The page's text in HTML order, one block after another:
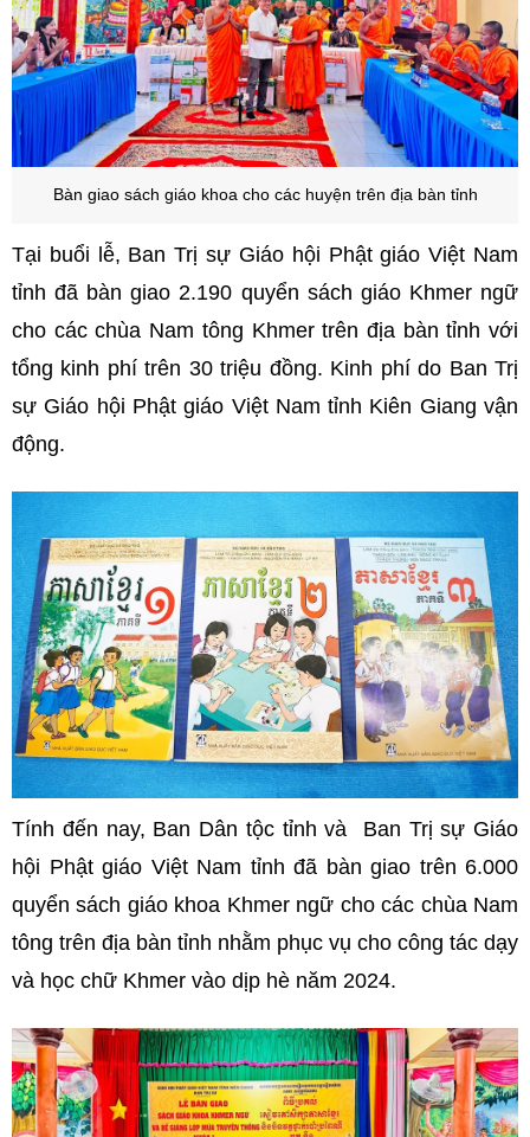
Bàn giao sách giáo khoa cho các huyện trên địa bàn tỉnh
Tại buổi lễ, Ban Trị sự Giáo hội Phật giáo Việt Nam
tỉnh đã bàn giao 2.190 quyển sách giáo Khmer ngữ
cho các chùa Nam tông Khmer trên địa bàn tỉnh với
tổng kinh phí trên 30 triệu đồng. Kinh phí do Ban Trị
sự Giáo hội Phật giáo Việt Nam tỉnh Kiên Giang vận
động.
Tính đến nay, Ban Dân tộc tỉnh và Ban Trị sự Giáo
hội Phật giáo Việt Nam tỉnh đã bàn giao trên 6.000
quyển sách giáo khoa Khmer ngữ cho các chùa Nam
tông trên địa bàn tỉnh nhằm phục vụ cho công tác dạy
và học chữ Khmer vào dịp hè năm 2024.